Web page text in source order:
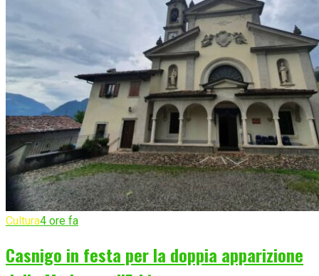
Cultura4 ore fa
Casnigo in festa per la doppia apparizione